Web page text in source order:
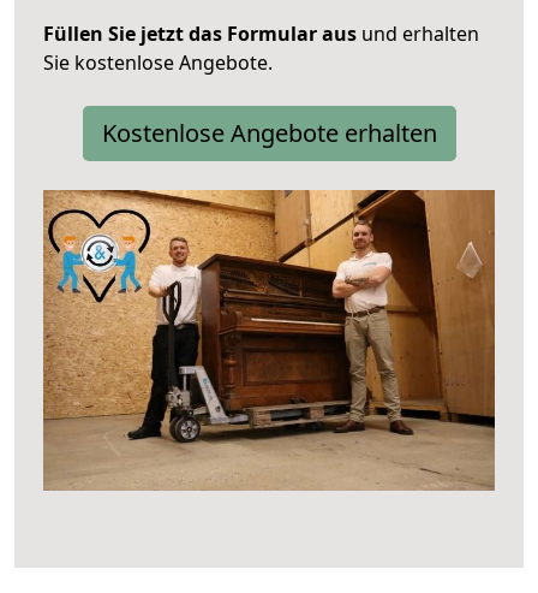
Füllen Sie jetzt das Formular aus und erhalten
Sie kostenlose Angebote.
Kostenlose Angebote erhalten